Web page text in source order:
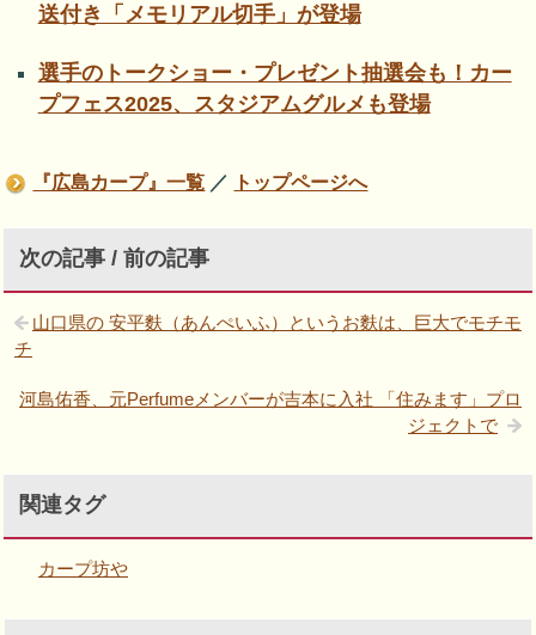
送付き「メモリアル切手」が登場
選手のトークショー・プレゼント抽選会も！カー
プフェス2025、スタジアムグルメも登場
『広島カープ』一覧 ／ トップページへ
次の記事 / 前の記事
山口県の 安平麩（あんぺいふ）というお麩は、巨大でモチモ
チ
河島佑香、元Perfumeメンバーが吉本に入社 「住みます」プロ
ジェクトで
関連タグ
カープ坊や